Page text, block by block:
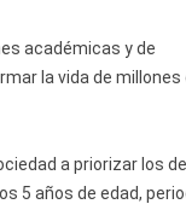
académicas y de
la vida de millones
a priorizar los
5 años de edad,